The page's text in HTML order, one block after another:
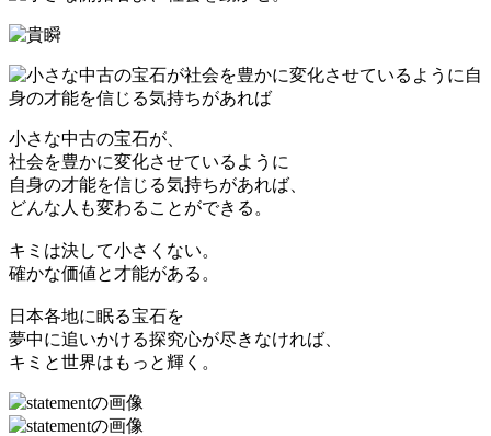
小さな中古の宝石が、
社会を豊かに変化させているように
自身の才能を信じる気持ちがあれば、
どんな人も変わることができる。
キミは決して小さくない。
確かな価値と才能がある。
日本各地に眠る宝石を
夢中に追いかける探究心が尽きなければ、
キミと世界はもっと輝く。